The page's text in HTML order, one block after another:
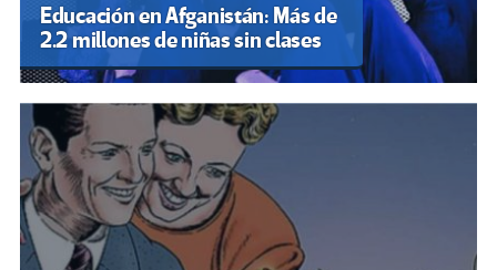
Educación en Afganistán: Más de
2.2 millones de niñas sin clases